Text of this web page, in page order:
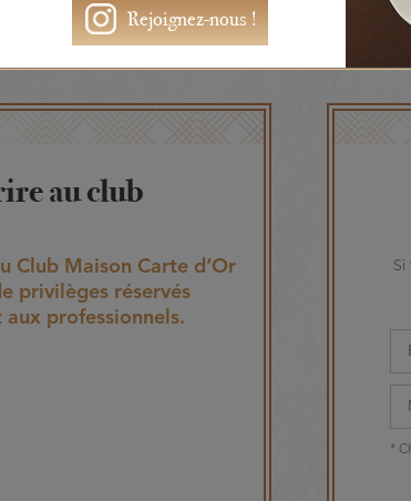
au club
Club Maison Carte d‘Or
privilèges réservés
aux professionnels.
Si
*
Rejoignez-nous !